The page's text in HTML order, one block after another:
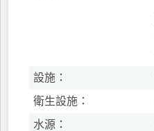
設施：
衛生設施：
水源：